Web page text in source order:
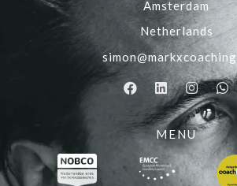
Amsterdam
Netherlands
MENU